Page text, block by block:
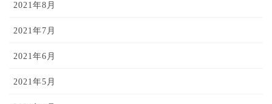
2021年8月
2021年7月
2021年6月
2021年5月